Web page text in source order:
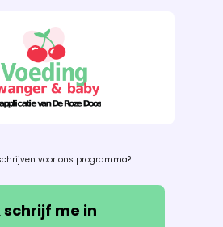
voor ons programma?
schrijf me in